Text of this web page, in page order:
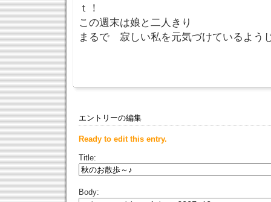
ｔ！
この週末は娘と二人きり
まるで 寂しい私を元気づけているよう
エントリーの編集
Ready to edit this entry.
Title:
Body: